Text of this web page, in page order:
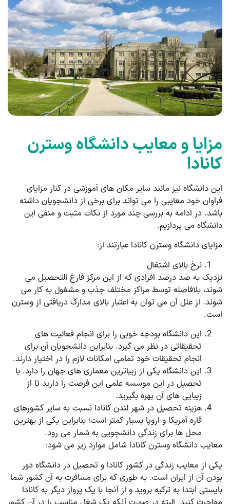
مزایا و معایب دانشگاه وسترن
کانادا
این دانشگاه نیز مانند سایر مکان های آموزشی در کنار مزایای
فراوان خود معایبی را می تواند برای برخی از دانشجویان داشته
باشد. در ادامه به بررسی چند مورد از نکات مثبت و منفی این
دانشگاه می پردازیم.
مزایای دانشگاه وسترن کانادا عبارتند از:
نرخ بالای اشتغال
نزدیک به صد درصد افرادی که از این مرکز فارغ التحصیل می
شوند، بلافاصله توسط مراکز مختلف جذب و مشغول به کار می
شوند. از علل آن می توان به اعتبار بالای مدارک دریافتی از وسترن
است.
این دانشگاه بودجه خوبی را برای انجام فعالیت های
تحقیقاتی در نظر می گیرد. بنابراین دانشجویان آن برای
انجام تحقیقات خود تمامی امکانات لازم را در اختیار دارند.
این دانشگاه یکی از زیباترین معماری های جهان را دارد. با
تحصیل در این موسسه علمی این فرصت را دارید تا از
زیبایی های آن بهره بگیرید.
هزینه تحصیل در شهر لندن کانادا نسبت به سایر کشورهای
قاره آمریکا و اروپا بسیار کمتر است؛ بنابراین یکی از بهترین
محل ها برای زندگی دانشجویی به شمار می رود.
معایب دانشگاه وسترن کانادا شامل موارد زیر می شود:
یکی از معایب زندگی در کشور کانادا و تحصیل در دانشگاه دور
بودن آن از ایران است. به طوری که برای مسافرت به آن کشور شما
بایستی ابتدا به ترکیه بروید و از آنجا با یک پرواز دیگر به کانادا